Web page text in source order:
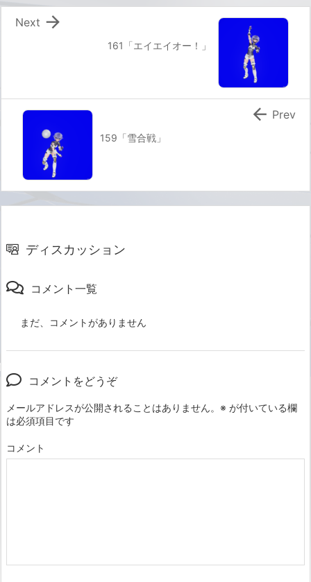
161「エイエイオー！」

Next
159「雪合戦」
 Prev
ディスカッション
コメント一覧
まだ、コメントがありません
コメントをどうぞ
メールアドレスが公開されることはありません。 ※ が付いている欄
は必須項目です
コメント